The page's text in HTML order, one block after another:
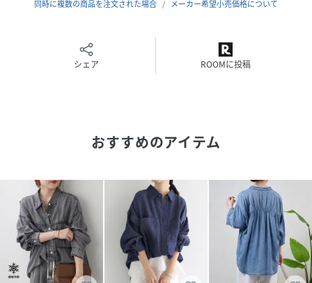
くストレスフリーで着ていただけます。
Q : 洗濯方法は？
ー注意事項ー
・画像の商品はサンプルです。
実際の商品と仕様、加工が若干異なる場合があります。
・サイズ表記はあくまで目安となります。
【お買い物をよりお楽しみいただくために】
-気になるアイテムはお気に入り登録をしておくと便利です-
同時に複数の商品を注文された場合
メーカー希望小売価格について
シェア ROOMに投稿
おすすめのアイテム